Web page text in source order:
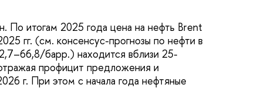
итогам 2025 года цена на нефть Brent
гг. (см. консенсус-прогнозы по нефти в
барр.) находится вблизи 25-
профицит предложения и
г. При этом с начала года нефтяные